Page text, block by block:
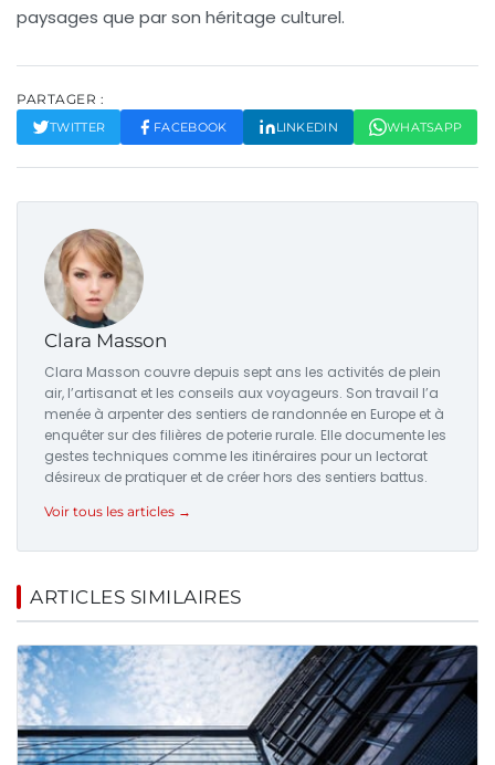
paysages que par son héritage culturel.
PARTAGER :
TWITTER FACEBOOK LINKEDIN WHATSAPP
Clara Masson
Clara Masson couvre depuis sept ans les activités de plein
air, l’artisanat et les conseils aux voyageurs. Son travail l’a
menée à arpenter des sentiers de randonnée en Europe et à
enquêter sur des filières de poterie rurale. Elle documente les
gestes techniques comme les itinéraires pour un lectorat
désireux de pratiquer et de créer hors des sentiers battus.
Voir tous les articles →
ARTICLES SIMILAIRES